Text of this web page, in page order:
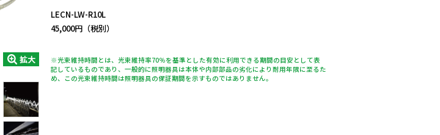
拡大
LECN-LW-R10L
45,000円（税別）
※光束維持時間とは、光束維持率70％を基準とした有効に利用できる期間の目安として表
記しているものであり、一般的に照明器具は本体や内部部品の劣化により耐用年限に至るた
め、この光束維持時間は照明器具の保証期間を示すものではありません。